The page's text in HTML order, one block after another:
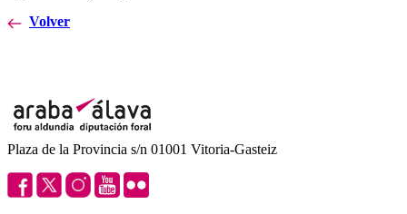
Volver
Plaza de la Provincia s/n 01001 Vitoria-Gasteiz